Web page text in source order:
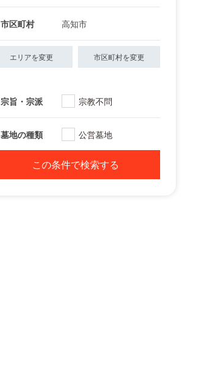
市区町村 高知市
エリアを変更 市区町村を変更
宗旨・宗派 宗教不問
墓地の種類 公営墓地
この条件で検索する